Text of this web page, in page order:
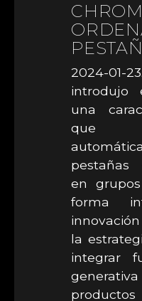
2024-
introdujo
una
que
pestañas
en
forma
la
integrar